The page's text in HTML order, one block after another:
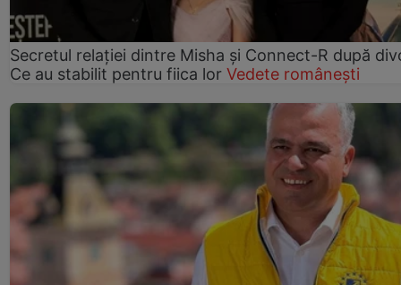
Secretul relației dintre Misha și Connect-R după
Ce au stabilit pentru fiica lor Vedete românești